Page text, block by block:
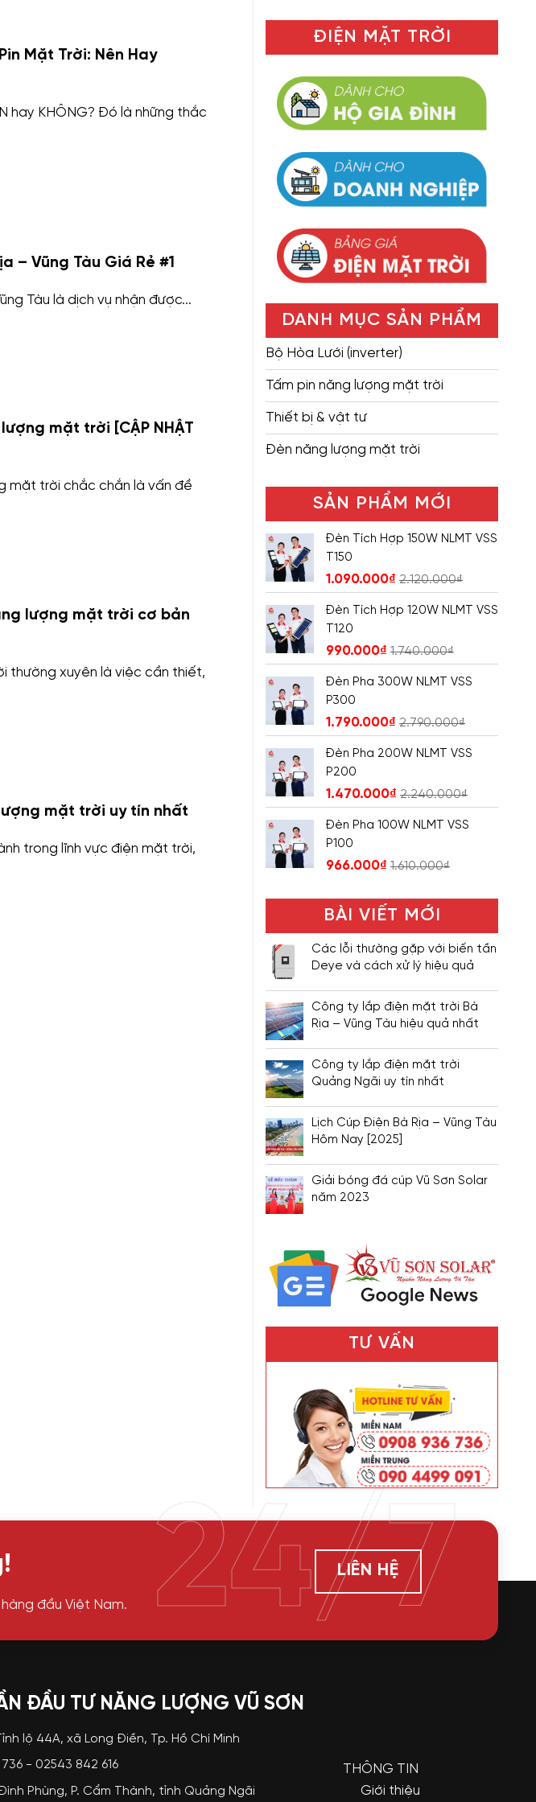
Mặt Trời: Nên Hay
hay KHÔNG? Đó là những thắc
– Vũng Tàu Giá Rẻ #1
Tàu là dịch vụ nhận được...
mặt trời [CẬP NHẬT
mặt trời chắc chắn là vấn đề
lượng mặt trời cơ bản
thường xuyên là việc cần thiết,
mặt trời uy tín nhất
trong lĩnh vực điện mặt trời,
ĐIỆN MẶT TRỜI
DANH MỤC SẢN PHẨM
Bộ Hòa Lưới (inverter)
Tấm pin năng lượng mặt trời
Thiết bị & vật tư
Đèn năng lượng mặt trời
SẢN PHẨM MỚI
Đèn Tích Hợp 150W NLMT VSS
T150
1.090.000₫ 2.120.000₫
Đèn Tích Hợp 120W NLMT VSS
T120
990.000₫ 1.740.000₫
Đèn Pha 300W NLMT VSS
P300
1.790.000₫ 2.790.000₫
Đèn Pha 200W NLMT VSS
P200
1.470.000₫ 2.240.000₫
Đèn Pha 100W NLMT VSS
P100
966.000₫ 1.610.000₫
BÀI VIẾT MỚI
Các lỗi thường gặp với biến tần
Deye và cách xử lý hiệu quả
Công ty lắp điện mặt trời Bà
Rịa – Vũng Tàu hiệu quả nhất
Công ty lắp điện mặt trời
Quảng Ngãi uy tín nhất
Lịch Cúp Điện Bà Rịa – Vũng Tàu
Hôm Nay [2025]
Giải bóng đá cúp Vũ Sơn Solar
năm 2023
TƯ VẤN
đầu Việt Nam.
LIÊN HỆ
24/7
ĐẦU TƯ NĂNG LƯỢNG VŨ SƠN
lộ 44A, xã Long Điền, Tp. Hồ Chí Minh
- 02543 842 616
Phùng, P. Cẩm Thành, tỉnh Quảng Ngãi
THÔNG TIN
Giới thiệu